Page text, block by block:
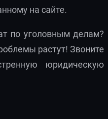
на сайте.
по уголовным делам?
растут! Звоните
юридическую